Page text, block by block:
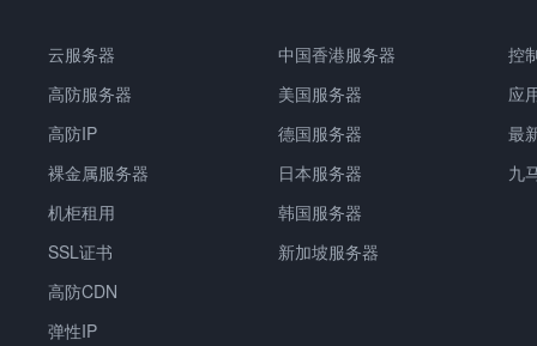
云服务器
高防服务器
高防IP
裸金属服务器
机柜租用
SSL证书
高防CDN
弹性IP
中国香港服务器
美国服务器
德国服务器
日本服务器
韩国服务器
新加坡服务器
控
应
最
九